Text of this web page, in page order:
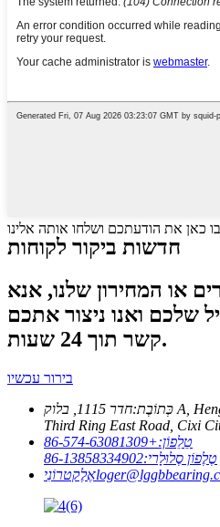
כאן את הודעתכם ושלחו אותה אלינו
חדשות ביקור לקוחות
או המחירון שלנו, אנא
שלכם ואנו ניצור אתכם
קשר תוך 24 שעות.
בירור עכשיו
כְּתוֹבֶת:
חדר 1115, בלוק A, Hengyuan Plaza, מס' 1988, North
טֵלֵפוֹן:+86-574-63081309
טֶלֶפוֹן סֶלוּלָרי:86-13858334902
אֶלֶקטרוֹנִי